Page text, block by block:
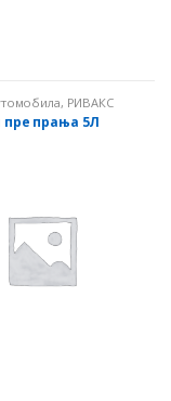
, РИВАКС
прања 5Л